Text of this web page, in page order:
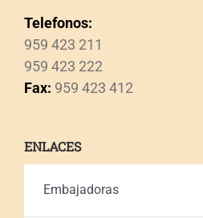
Telefonos:
959 423 211
959 423 222
Fax: 959 423 412
ENLACES
Embajadoras